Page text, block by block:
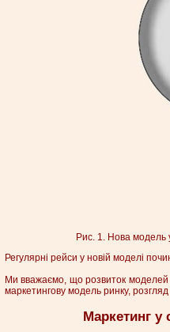
Рис. 1. Нова модель
Регулярні рейси у новій моделі
Ми вважаємо, що розвиток моделей
маркетингову модель ринку,
Маркетинг у